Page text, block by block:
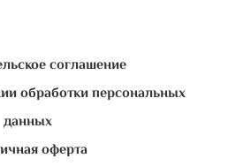
соглашение
обработки персональных
данных
оферта